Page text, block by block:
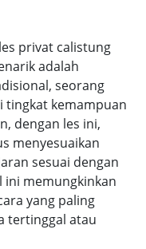
privat calistung
adalah
seorang
tingkat kemampuan
dengan les ini,
menyesuaikan
sesuai dengan
ini memungkinkan
yang paling
tertinggal atau